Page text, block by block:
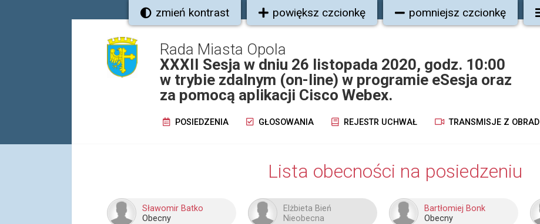
zmień kontrast powiększ czcionkę pomniejsz czcionkę
Rada Miasta Opola
XXXII Sesja w dniu 26 listopada 2020, godz. 10:00
w trybie zdalnym (on-line) w programie eSesja oraz
za pomocą aplikacji Cisco Webex.
POSIEDZENIA GŁOSOWANIA REJESTR UCHWAŁ TRANSMISJE Z OBRAD
Lista obecności na posiedzeniu
Sławomir Batko
Obecny
Elżbieta Bień
Nieobecna
Bartłomiej Bonk
Obecny